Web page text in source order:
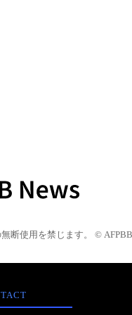
断使用を禁じます。 © AFPBB